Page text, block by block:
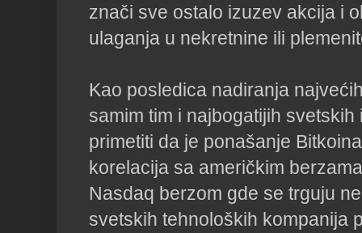
znači sve ostalo izuzev akcija i
ulaganja u nekretnine ili
Kao posledica nadiranja
samim tim i najbogatijih
primetiti da je ponašanje
korelacija sa američkim
Nasdaq berzom gde se trguju
svetskih tehnoloških kompanija